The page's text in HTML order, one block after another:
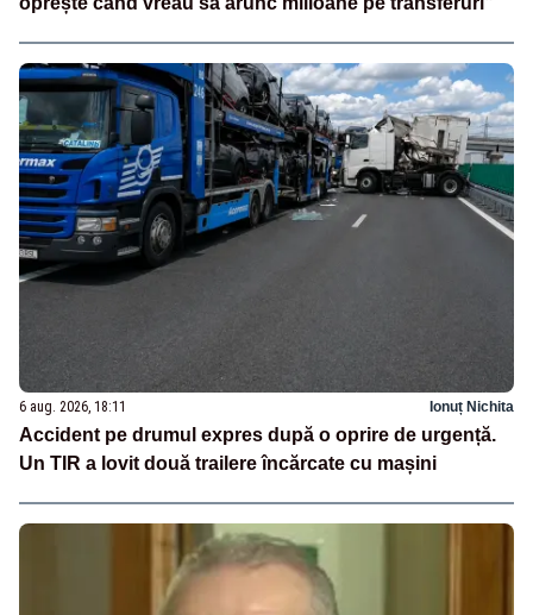
6 aug. 2026, 18:11 Ionuț Nichita
Accident pe drumul expres după o oprire de urgență.
Un TIR a lovit două trailere încărcate cu mașini